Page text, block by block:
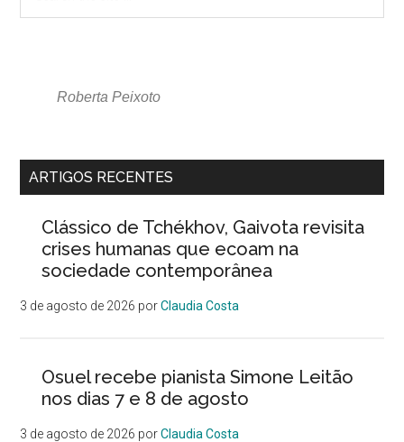
Roberta Peixoto
ARTIGOS RECENTES
Clássico de Tchékhov, Gaivota revisita
crises humanas que ecoam na
sociedade contemporânea
3 de agosto de 2026 porClaudia Costa
Osuel recebe pianista Simone Leitão
nos dias 7 e 8 de agosto
3 de agosto de 2026 porClaudia Costa